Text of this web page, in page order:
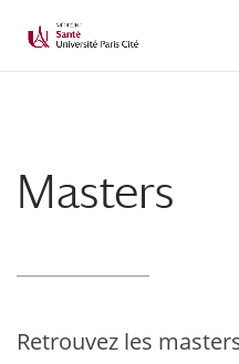
Masters
Retrouvez les